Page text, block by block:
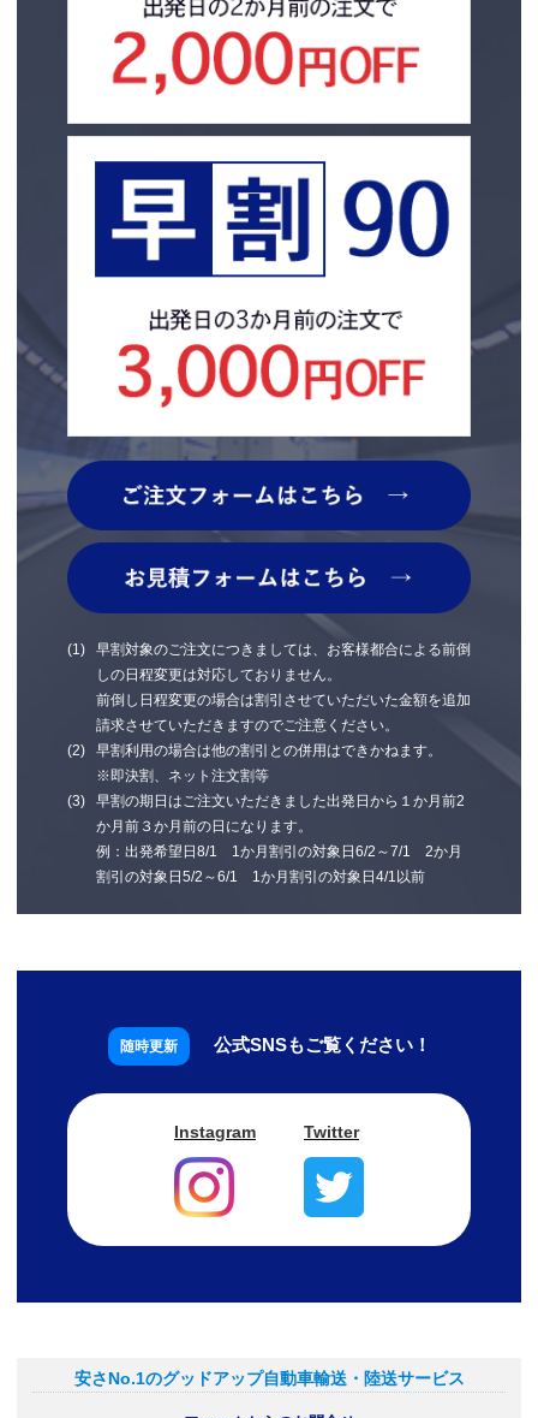
早割対象のご注文につきましては、お客様都合による前倒
しの日程変更は対応しておりません。
前倒し日程変更の場合は割引させていただいた金額を追加
請求させていただきますのでご注意ください。
早割利用の場合は他の割引との併用はできかねます。
※即決割、ネット注文割等
早割の期日はご注文いただきました出発日から１か月前2
か月前３か月前の日になります。
例：出発希望日8/1 1か月割引の対象日6/2～7/1 2か月
割引の対象日5/2～6/1 1か月割引の対象日4/1以前
公式SNSもご覧ください！
Instagram Twitter
安さNo.1のグッドアップ自動車輸送・陸送サービス